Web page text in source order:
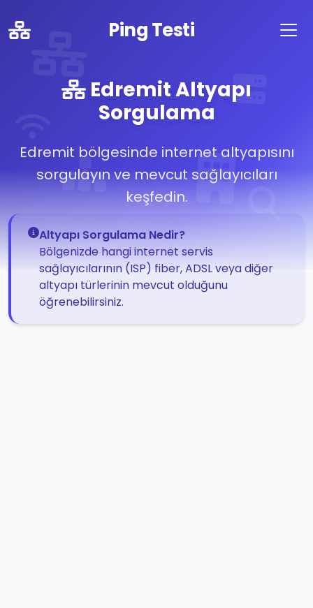
Ping Testi
Edremit Altyapı
Sorgulama
Edremit bölgesinde internet altyapısını
sorgulayın ve mevcut sağlayıcıları
keşfedin.
Altyapı Sorgulama Nedir?
Bölgenizde hangi internet servis
sağlayıcılarının (ISP) fiber, ADSL veya diğer
altyapı türlerinin mevcut olduğunu
öğrenebilirsiniz.